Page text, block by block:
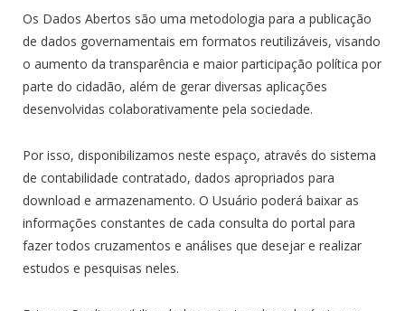
Os Dados Abertos são uma metodologia para a publicação
de dados governamentais em formatos reutilizáveis, visando
o aumento da transparência e maior participação política por
parte do cidadão, além de gerar diversas aplicações
desenvolvidas colaborativamente pela sociedade.
Por isso, disponibilizamos neste espaço, através do sistema
de contabilidade contratado, dados apropriados para
download e armazenamento. O Usuário poderá baixar as
informações constantes de cada consulta do portal para
fazer todos cruzamentos e análises que desejar e realizar
estudos e pesquisas neles.